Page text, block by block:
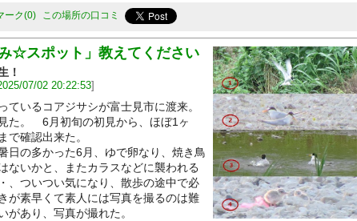
プいたします。
ーク 0 この場所の口コミ
☆スポット」教えてください
！
07/02 20:22:53]
いるコアジサシが富士見市に渡来。
た。 6月初旬の初見から、ほぼ1ヶ
で確認出来た。
日の多かった6月、ゆで卵なり、焼き鳥
ないかと、またカラスなどに襲われる
、ついつい気になり、散歩の途中で必
が素早くて素人には写真を撮るのは難
があり、写真が撮れた。